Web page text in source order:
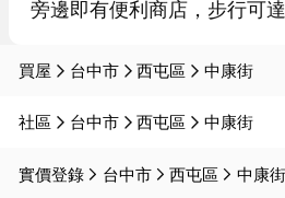
買屋 台中市 西屯區 中康街
社區 台中市 西屯區 中康街
實價登錄 台中市 西屯區 中康街